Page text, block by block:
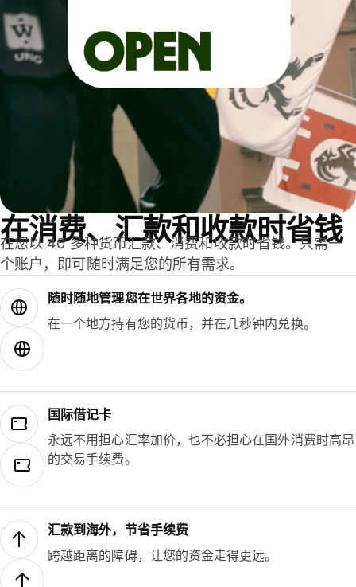
在消费、汇款和收款时省钱
在您以 40 多种货币汇款、消费和收款时省钱。只需一
个账户，即可随时满足您的所有需求。
随时随地管理您在世界各地的资金。
在一个地方持有您的货币，并在几秒钟内兑换。
国际借记卡
永远不用担心汇率加价，也不必担心在国外消费时高昂
的交易手续费。
汇款到海外，节省手续费
跨越距离的障碍，让您的资金走得更远。